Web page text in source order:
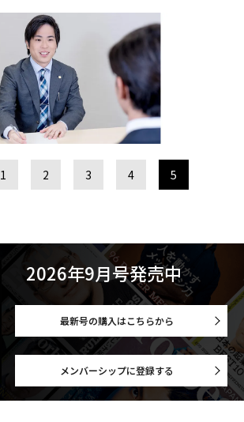
1 2 3 4 5
2026年9月号発売中
最新号の購入はこちらから
メンバーシップに登録する